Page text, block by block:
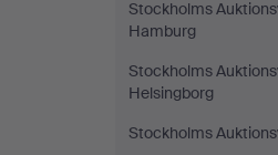
Stockholms
Hamburg
Stockholms
Helsingborg
Stockholms